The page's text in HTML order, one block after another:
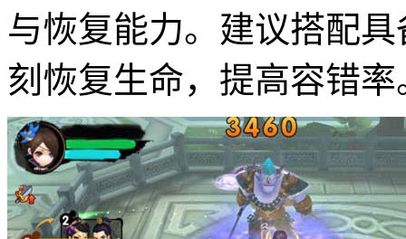
与恢复能力。建议搭配
刻恢复生命，提高容错率